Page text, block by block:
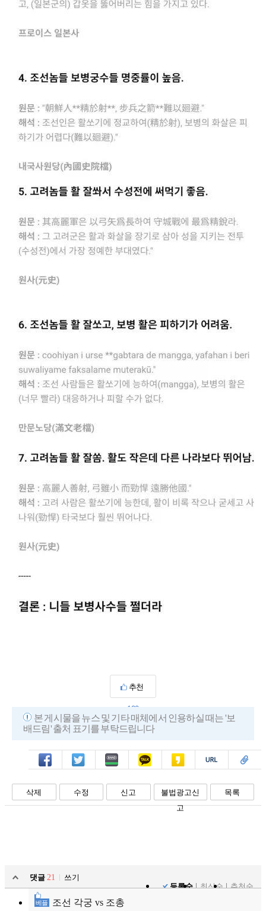
추천
120
본 게시물을 뉴스 및 기타 매체에서 인용하실 때는 '보
배드림' 출처 표기를 부탁드립니다
페북 트윗 밴드 카톡 카스 복사 스크랩
삭제 수정 신고
불법광고신
고
목록
댓글 21
쓰기
등록순
최신순 추천순
베플
조선 각궁 vs 조총